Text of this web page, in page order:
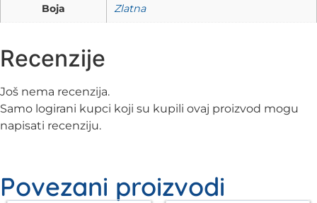
Boja Zlatna
Recenzije
Još nema recenzija.
Samo logirani kupci koji su kupili ovaj proizvod mogu
napisati recenziju.
Povezani proizvodi